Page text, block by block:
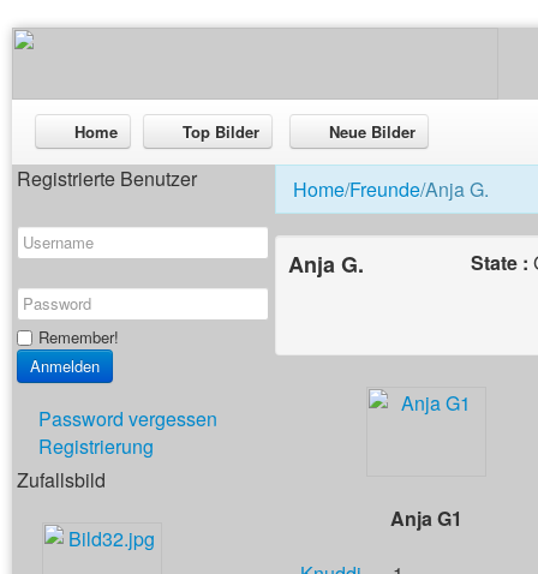
Home Top Bilder Neue Bilder
Registrierte Benutzer
Remember!
Password vergessen
Registrierung
Zufallsbild
Home/Freunde/Anja G.
Anja G. State :
Anja G1